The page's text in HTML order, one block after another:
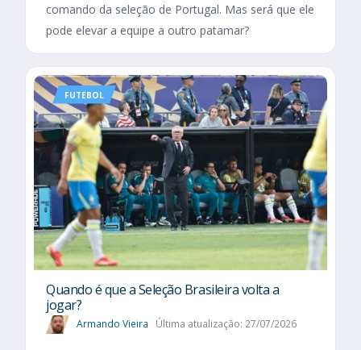
comando da seleção de Portugal. Mas será que ele
pode elevar a equipe a outro patamar?
FUTEBOL
Quando é que a Seleção Brasileira volta a
jogar?
Armando Vieira Última atualização: 27/07/2026